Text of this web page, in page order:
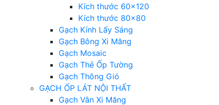
Kích thước 60×120
Kích thước 80×80
Gạch Kính Lấy Sáng
Gạch Bông Xi Măng
Gạch Mosaic
Gạch Thẻ Ốp Tường
Gạch Thông Gió
GẠCH ỐP LÁT NỘI THẤT
Gạch Vân Xi Măng